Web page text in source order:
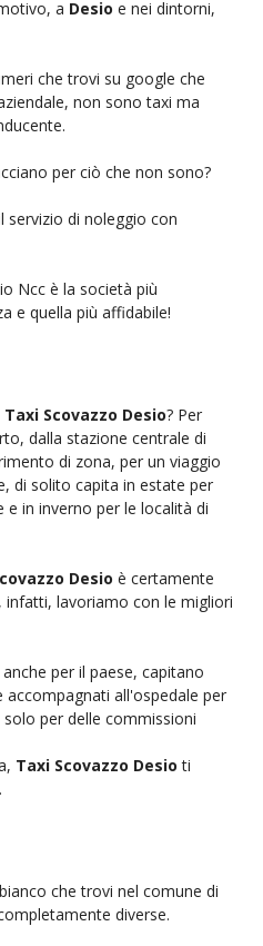
a Desio e nei dintorni,
che trovi su google che
non sono taxi ma
per ciò che non sono?
servizio di noleggio con
Ncc è la società più
e quella più affidabile!
Taxi Scovazzo Desio? Per
dalla stazione centrale di
di zona, per un viaggio
di solito capita in estate per
in inverno per le località di
Desio è certamente
infatti, lavoriamo con le migliori
per il paese, capitano
accompagnati all'ospedale per
per delle commissioni
Taxi Scovazzo Desio ti
che trovi nel comune di
diverse.